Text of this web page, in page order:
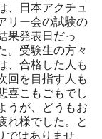
、日本アクチュ
リー会の試験の
果発表日だっ
。受験生の方々
、合格した人も
回を目指す人も
喜こもごもでし
うが、どうもお
れ様でした。と
ではありませ